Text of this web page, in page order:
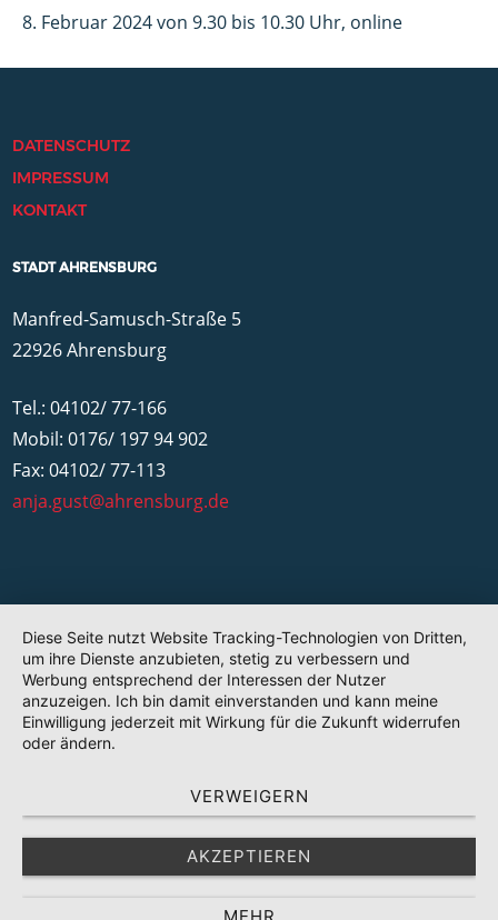
8. Februar 2024 von 9.30 bis 10.30 Uhr, online
DATENSCHUTZ
IMPRESSUM
KONTAKT
STADT AHRENSBURG
Manfred-Samusch-Straße 5
22926 Ahrensburg
Tel.: 04102/ 77-166
Mobil: 0176/ 197 94 902
Fax: 04102/ 77-113
anja.gust@ahrensburg.de
Diese Seite nutzt Website Tracking-Technologien von Dritten,
um ihre Dienste anzubieten, stetig zu verbessern und
Werbung entsprechend der Interessen der Nutzer
anzuzeigen. Ich bin damit einverstanden und kann meine
Einwilligung jederzeit mit Wirkung für die Zukunft widerrufen
oder ändern.
VERWEIGERN
AKZEPTIEREN